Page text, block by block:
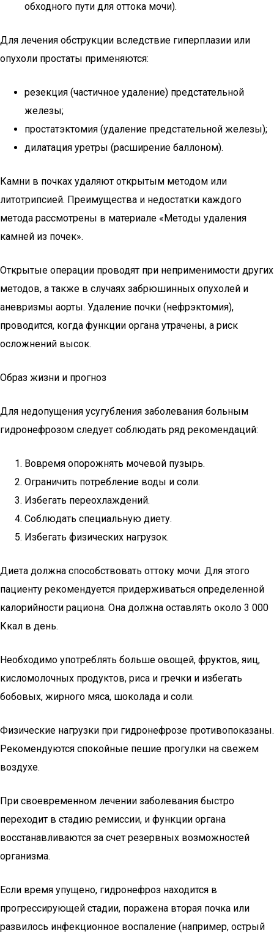
обходного пути для оттока мочи).
Для лечения обструкции вследствие гиперплазии или
опухоли простаты применяются:
резекция (частичное удаление) предстательной
железы;
простатэктомия (удаление предстательной железы);
дилатация уретры (расширение баллоном).
Камни в почках удаляют открытым методом или
литотрипсией. Преимущества и недостатки каждого
метода рассмотрены в материале «Методы удаления
камней из почек».
Открытые операции проводят при неприменимости других
методов, а также в случаях забрюшинных опухолей и
аневризмы аорты. Удаление почки (нефрэктомия),
проводится, когда функции органа утрачены, а риск
осложнений высок.
Образ жизни и прогноз
Для недопущения усугубления заболевания больным
гидронефрозом следует соблюдать ряд рекомендаций:
Вовремя опорожнять мочевой пузырь.
Ограничить потребление воды и соли.
Избегать переохлаждений.
Соблюдать специальную диету.
Избегать физических нагрузок.
Диета должна способствовать оттоку мочи. Для этого
пациенту рекомендуется придерживаться определенной
калорийности рациона. Она должна оставлять около 3 000
Ккал в день.
Необходимо употреблять больше овощей, фруктов, яиц,
кисломолочных продуктов, риса и гречки и избегать
бобовых, жирного мяса, шоколада и соли.
Физические нагрузки при гидронефрозе противопоказаны.
Рекомендуются спокойные пешие прогулки на свежем
воздухе.
При своевременном лечении заболевания быстро
переходит в стадию ремиссии, и функции органа
восстанавливаются за счет резервных возможностей
организма.
Если время упущено, гидронефроз находится в
прогрессирующей стадии, поражена вторая почка или
развилось инфекционное воспаление (например, острый